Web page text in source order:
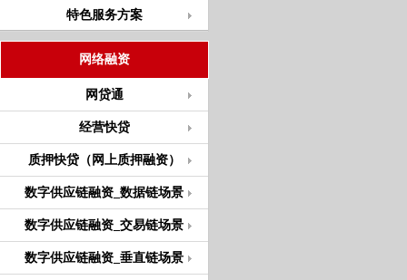
特色服务方案
网络融资
网贷通
经营快贷
质押快贷（网上质押融资）
数字供应链融资_数据链场景
数字供应链融资_交易链场景
数字供应链融资_垂直链场景